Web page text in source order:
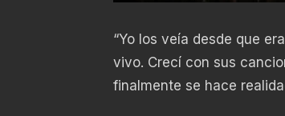
“Yo los veía desde que
vivo. Crecí con sus
finalmente se hace